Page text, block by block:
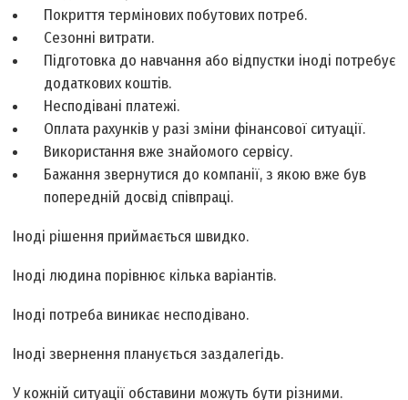
Покриття термінових побутових потреб.
Сезонні витрати.
Підготовка до навчання або відпустки іноді потребує
додаткових коштів.
Несподівані платежі.
Оплата рахунків у разі зміни фінансової ситуації.
Використання вже знайомого сервісу.
Бажання звернутися до компанії, з якою вже був
попередній досвід співпраці.
Іноді рішення приймається швидко.
Іноді людина порівнює кілька варіантів.
Іноді потреба виникає несподівано.
Іноді звернення планується заздалегідь.
У кожній ситуації обставини можуть бути різними.